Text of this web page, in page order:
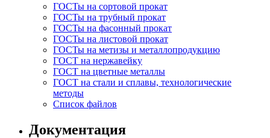
ГОСТы на сортовой прокат
ГОСТы на трубный прокат
ГОСТы на фасонный прокат
ГОСТы на листовой прокат
ГОСТы на метизы и металлопродукцию
ГОСТ на нержавейку
ГОСТ на цветные металлы
ГОСТ на стали и сплавы, технологические
методы
Список файлов
Документация